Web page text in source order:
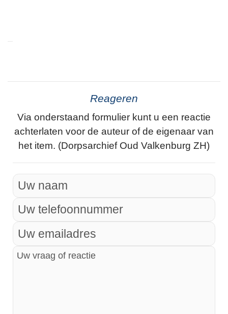
Reageren
Via onderstaand formulier kunt u een reactie
achterlaten voor de auteur of de eigenaar van
het item. (Dorpsarchief Oud Valkenburg ZH)